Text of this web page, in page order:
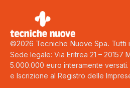
©2026 Tecniche Nuove Spa. Tutti
Sede legale: Via Eritrea 21 – 20157
5.000.000 euro interamente
e Iscrizione al Registro delle